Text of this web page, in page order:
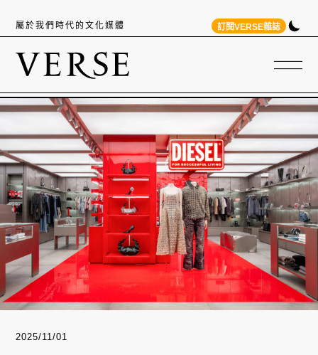
屬於我們時代的文化媒體 訂閱VERSE雜誌
2025/11/01